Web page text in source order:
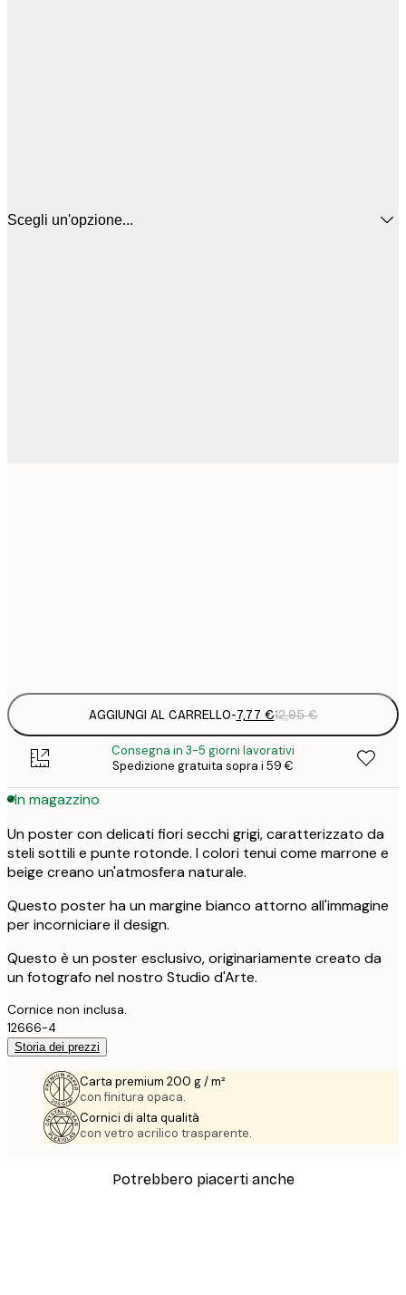
Scegli un'opzione...
AGGIUNGI AL CARRELLO-7,77 €12,95 €
Consegna in 3-5 giorni lavorativi
Spedizione gratuita sopra i 59 €
In magazzino
Un poster con delicati fiori secchi grigi, caratterizzato da
steli sottili e punte rotonde. I colori tenui come marrone e
beige creano un'atmosfera naturale.
Questo poster ha un margine bianco attorno all'immagine
per incorniciare il design.
Questo è un poster esclusivo, originariamente creato da
un fotografo nel nostro Studio d'Arte.
Cornice non inclusa.
12666-4
Storia dei prezzi
Carta premium 200 g / m²
con finitura opaca.
Cornici di alta qualità
con vetro acrilico trasparente.
Potrebbero piacerti anche